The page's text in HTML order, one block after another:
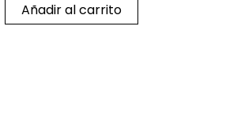
Añadir al carrito